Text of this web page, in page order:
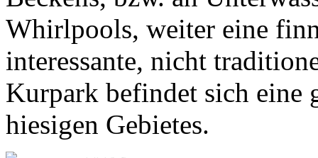
Whirlpools, weiter eine
interessante, nicht
Kurpark befindet sich eine
hiesigen Gebietes.